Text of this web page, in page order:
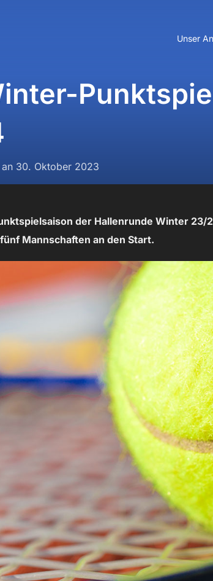
Unser
an Veröffentlicht
am
30. Oktober 2023
der Hallenrunde Winter 23/
Mannschaften an den Start.